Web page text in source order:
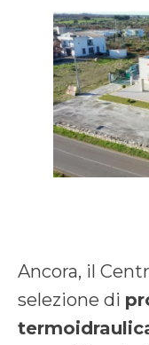
Ancora, il
selezione di